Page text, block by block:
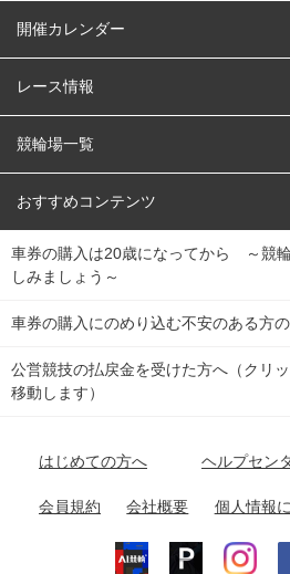
はじめての方へ
開催カレンダー
競輪
オートレース
競輪くじ
Dokanto!
チャリロトプラザ
レース情報
レース予想
レース結果
キャリーオーバー一覧
競輪場一覧
北日本 函館競輪場
関
東
弥彦競輪場 前橋競輪場 取
関
東
小田原競輪場
名古屋競輪場 岐阜競輪場
富山競輪場 松阪競輪場 四
福井競輪場 奈良競輪場 向
おすすめコンテンツ
競輪選手情報
Perfecta Navi
netkeirin
車券の購入は20歳になってから ～競
しみましょう～
車券の購入にのめり込む不安のある方
公営競技の払戻金を受けた方へ（クリ
移動します）
はじめての方へ ヘルプセン
会員規約 会社概要 個人情報